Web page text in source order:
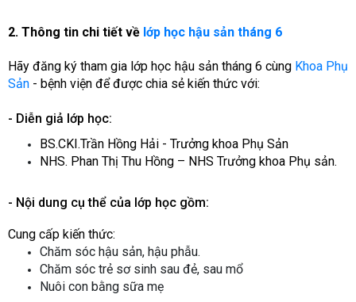
2. Thông tin chi tiết về lớp học hậu sản tháng 6
Hãy đăng ký tham gia lớp học hậu sản tháng 6 cùng Khoa Phụ
Sản - bệnh viện để được chia sẻ kiến thức với:
- Diễn giả lớp học:
BS.CKI.Trần Hồng Hải - Trưởng khoa Phụ Sản
NHS. Phan Thị Thu Hồng – NHS Trưởng khoa Phụ sản.
- Nội dung cụ thể của lớp học gồm:
Cung cấp kiến thức:
Chăm sóc hậu sản, hậu phẫu.
Chăm sóc trẻ sơ sinh sau đẻ, sau mổ
Nuôi con bằng sữa mẹ